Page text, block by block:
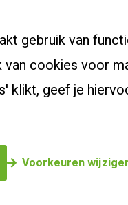
gebruik van
van cookies voor
klikt, geef je
Voorkeuren